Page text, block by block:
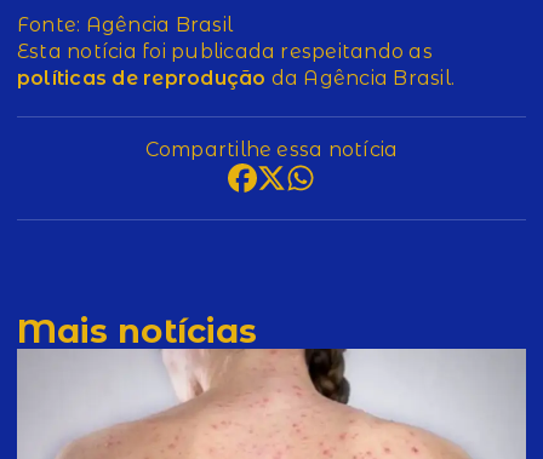
Fonte: Agência Brasil
Esta notícia foi publicada respeitando as
políticas de reprodução da Agência Brasil.
Compartilhe essa notícia
Mais notícias